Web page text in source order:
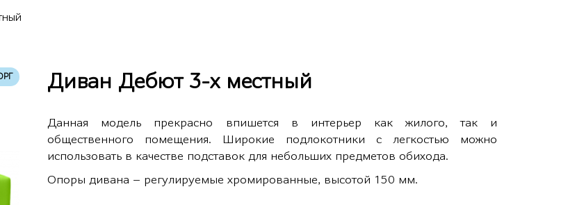
Диван Дебют 3-х местный
Данная модель прекрасно впишется в интерьер как жилого, так и
общественного помещения. Широкие подлокотники с легкостью можно
использовать в качестве подставок для небольших предметов обихода.
Опоры дивана – регулируемые хромированные, высотой 150 мм.